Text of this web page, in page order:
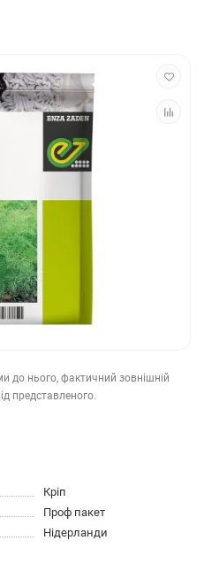
до нього, фактичний зовнішній
представленого.
Кріп
Проф пакет
Нідерланди